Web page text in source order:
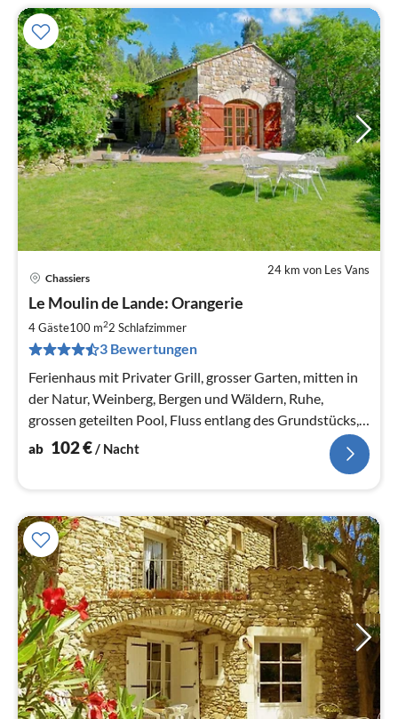
24 km von Les Vans
Chassiers
Le Moulin de Lande: Orangerie
4 Gäste100 m22 Schlafzimmer
3 Bewertungen
Ferienhaus mit Privater Grill, grosser Garten, mitten in
der Natur, Weinberg, Bergen und Wäldern, Ruhe,
grossen geteilten Pool, Fluss entlang des Grundstücks,
Privatstrand am Fluss
ab 102€ / Nacht